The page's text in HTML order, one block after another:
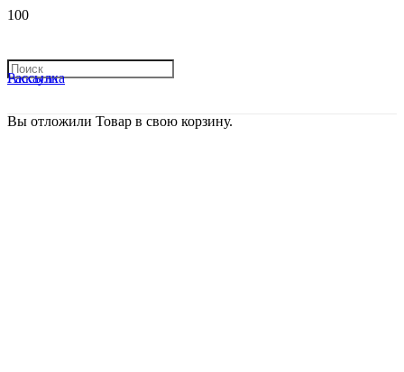
Рассылка
Аккаунт
Вы отложили Товар в свою корзину.